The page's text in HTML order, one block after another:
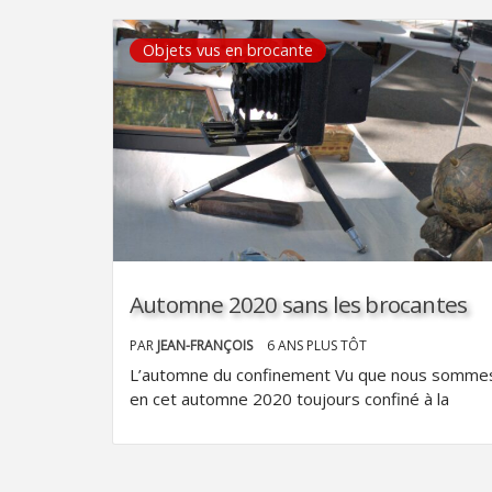
Objets vus en brocante
Automne 2020 sans les brocantes
PAR JEAN-FRANÇOIS 6 ANS PLUS TÔT
L’automne du confinement Vu que nous
en cet automne 2020 toujours confiné à la